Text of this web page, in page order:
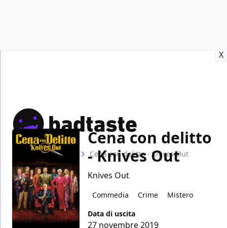
X
Home Film Cena con delitto - Knives Out
Cena con delitto
- Knives Out
Knives Out
Commedia Crime
Mistero
Data di uscita
27 novembre 2019